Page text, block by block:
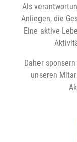
Als
Anliegen, die
Eine aktive
Daher
unseren